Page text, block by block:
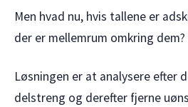
Men hvad nu, hvis tallene er
der er mellemrum omkring dem?
Løsningen er at analysere efter
delstreng og derefter fjerne